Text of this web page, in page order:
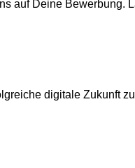
auf Deine Bewerbung.
digitale Zukunft